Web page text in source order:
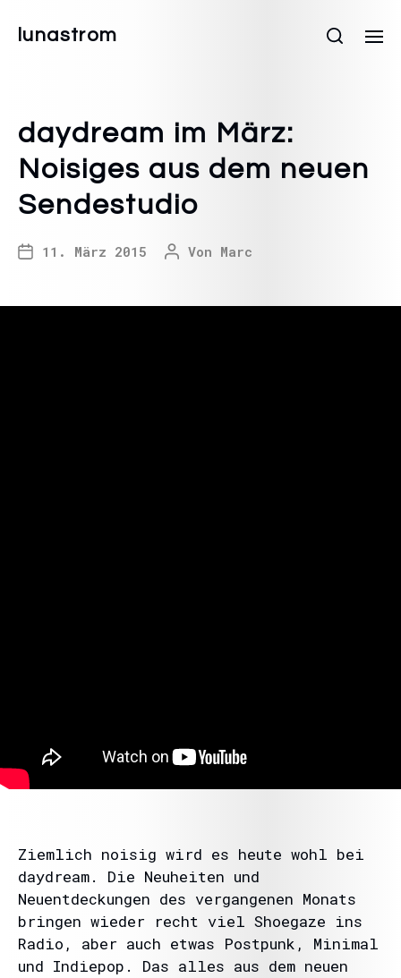
lunastrom
daydream im März:
Noisiges aus dem neuen
Sendestudio
11. März 2015 Von Marc
Ziemlich noisig wird es heute wohl bei
daydream. Die Neuheiten und
Neuentdeckungen des vergangenen Monats
bringen wieder recht viel Shoegaze ins
Radio, aber auch etwas Postpunk, Minimal
und Indiepop. Das alles aus dem neuen